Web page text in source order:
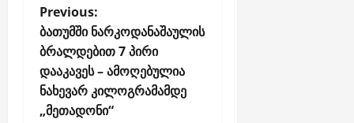
P
o
s
t
n
Previous:
ბათუმში ნარკოდანაშაულის
ბრალდებით 7 პირი
დააკავეს – ამოღებულია
ნახევარ კილოგრამამდე
„მეთადონი“